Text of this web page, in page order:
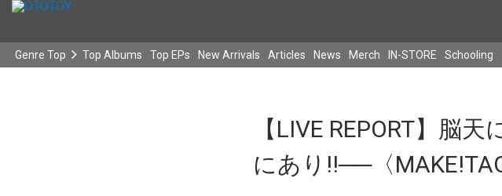
Genre Top Top Albums Top EPs New Arrivals Articles News Merch IN-STORE Schooling
【LIVE REPORT】脳
にあり!!──〈